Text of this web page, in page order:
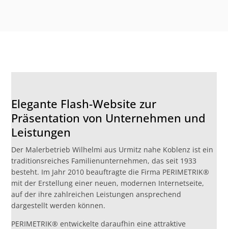
Elegante Flash-Website zur
Präsentation von Unternehmen und
Leistungen
Der Malerbetrieb Wilhelmi aus Urmitz nahe Koblenz ist ein
traditionsreiches Familienunternehmen, das seit 1933
besteht. Im Jahr 2010 beauftragte die Firma PERIMETRIK®
mit der Erstellung einer neuen, modernen Internetseite,
auf der ihre zahlreichen Leistungen ansprechend
dargestellt werden können.
PERIMETRIK® entwickelte daraufhin eine attraktive